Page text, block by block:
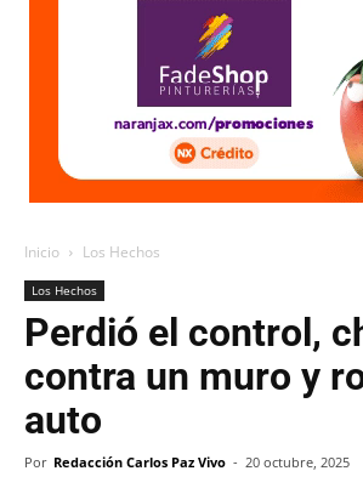
Inicio Los Hechos
Los Hechos
Perdió el control,
contra un muro y
auto
Por Redacción Carlos Paz Vivo - 20 octubre, 2025